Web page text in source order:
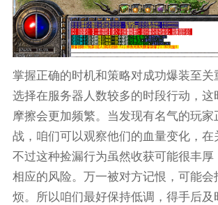
掌握正确的时机和策略对成功爆装至关
选择在服务器人数较多的时段行动，这
摩擦会更加频繁。当发现有名气的玩家
战，咱们可以观察他们的血量变化，在
不过这种捡漏行为虽然收获可能很丰厚
相应的风险。万一被对方记恨，可能会
烦。所以咱们最好保持低调，得手后及